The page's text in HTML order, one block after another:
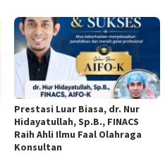
Prestasi Luar Biasa, dr. Nur
Hidayatullah, Sp.B., FINACS
Raih Ahli Ilmu Faal Olahraga
Konsultan